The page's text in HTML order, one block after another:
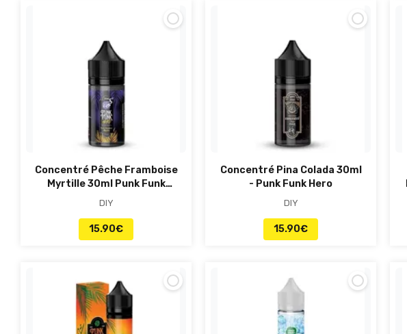
Concentré Pêche Framboise
Myrtille 30ml Punk Funk
Hero
DIY
15.90€
Concentré Pina Colada 30ml
- Punk Funk Hero
DIY
15.90€